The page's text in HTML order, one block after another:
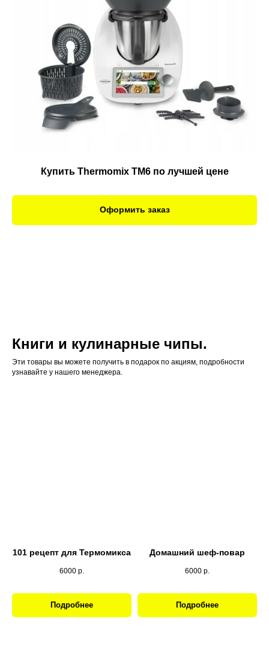
Купить Thermomix TM6 по лучшей цене
Оформить заказ
Книги и кулинарные чипы.
Эти товары вы можете получить в подарок по акциям, подробности
узнавайте у нашего менеджера.
101 рецепт для Термомикса
6000 р.
Подробнее
Домашний шеф-повар
6000 р.
Подробнее